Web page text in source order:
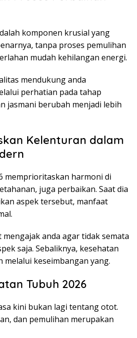
komponen krusial yang
tanpa proses pemulihan
mudah kehilangan energi.
mendukung anda
perhatian pada tahap
jasmani berubah menjadi lebih
Kelenturan dalam
memprioritaskan harmoni di
juga perbaikan. Saat dia
aspek tersebut, manfaat
anda agar tidak semata
saja. Sebaliknya, kesehatan
keseimbangan yang.
Tubuh 2026
kini bukan lagi tentang otot.
dan pemulihan merupakan